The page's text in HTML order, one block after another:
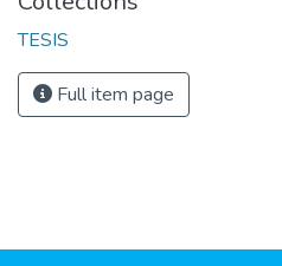
TESIS
Full item page